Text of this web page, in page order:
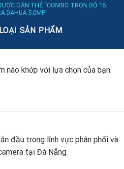
GẮN THẺ “COMBO TRỌN BỘ 16
DAHUA 5.0MP”
SẢN PHẨM
nào khớp với lựa chọn của bạn.
đầu trong lĩnh vực phân phối và
tại Đà Nẵng.